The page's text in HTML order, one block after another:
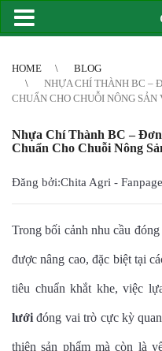
HOME
BLOG
NHỰA CHÍ THÀNH BC –
CHUẨN CHO CHUỖI NÔNG SẢN
Nhựa Chí Thành BC –
Chuẩn Cho Chuỗi Nông
Đăng bởi:Chita Agri -
Trong bối cảnh nhu cầu
được nâng cao, đặc biệt tại
tiêu chuẩn khắt khe, việc
lưới đóng vai trò cực kỳ
thiện sản phẩm mà còn là